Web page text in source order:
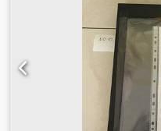
Tragfähigkeit: 2000 kg
Batterie: NEU * 24V /
Ausstattung: * EX * Atex -
Gasgruppe = IIB Typ = 2G
Temperaturklasse = T3